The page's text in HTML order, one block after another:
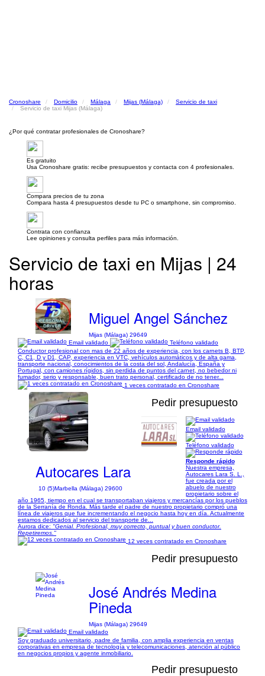
Cronoshare Domicilio Málaga Mijas (Málaga)
Servicio de taxi
Servicio de taxi Mijas (Málaga)
¿Por qué contratar profesionales de Cronoshare?
Es gratuito
Usa Cronoshare gratis: recibe presupuestos y contacta con 4 profesionales.
Compara precios de tu zona
Compara hasta 4 presupuestos desde tu PC o smartphone, sin compromiso.
Contrata con confianza
Lee opiniones y consulta perfiles para más información.
Servicio de taxi en Mijas | 24
horas
Miguel Angel Sánchez
Mijas (Málaga) 29649
Email validado
Teléfono validado
Conductor profesional con mas de 22 años de experiencia, con los carnets B, BTP,
C, C1, D y D1, CAP, experiencia en VTC, vehículos automáticos y de alta gama,
transporte nacional, conocimientos de la costa del sol, Andalucía, España y
Portugal, con camiones rígidos, sin perdida de puntos del carnet, no bebedor ni
fumador, serio y responsable, buen trato personal, certificado de no tener...
1 veces contratado en Cronoshare
1/2
Pedir presupuesto
Autocares Lara
10 (5)Marbella (Málaga) 29600
Email validado
Teléfono validado
Responde rápido
Nuestra empresa,
Autocares Lara S. L.,
fue creada por el
abuelo de nuestro
propietario sobre el
año 1965, tiempo en el cual se transportaban viajeros y mercancías por los pueblos
de la Serranía de Ronda. Más tarde el padre de nuestro propietario compró una
línea de viajeros que fue incrementando el negocio hasta hoy en día. Actualmente
estamos dedicados al servicio del transporte de...
Aurora dice: "Genial. Profesional, muy correcto, puntual y buen conductor.
Repetiremos."
12 veces contratado en Cronoshare
Pedir presupuesto
José Andrés Medina
Pineda
Mijas (Málaga) 29649
Email validado
Soy graduado universitario, padre de familia, con amplia experiencia en ventas
corporativas en empresa de tecnología y telecomunicaciones, atención al público
en negocios propios y agente inmobiliario.
Pedir presupuesto